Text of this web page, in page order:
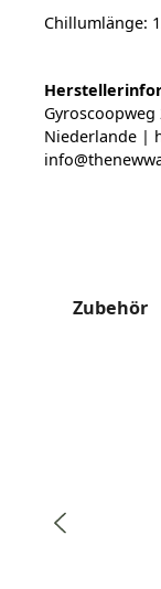
Chillumlänge:
Niederlande |
Zubehör